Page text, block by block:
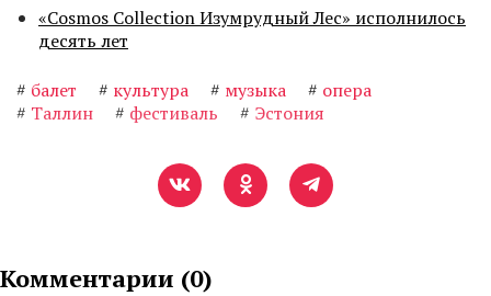
«Cosmos Collection Изумрудный Лес» исполнилось
десять лет
# балет # культура # музыка # опера
# Таллин # фестиваль # Эстония
Комментарии (0)